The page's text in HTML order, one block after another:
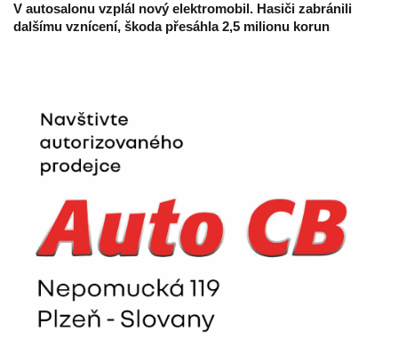
V autosalonu vzplál nový elektromobil. Hasiči zabránili
dalšímu vznícení, škoda přesáhla 2,5 milionu korun